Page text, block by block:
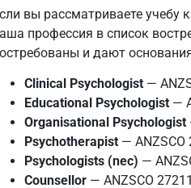
вы рассматриваете
профессия в список
и дают
Clinical Psychologist —
Educational Psychologist —
Organisational Psychologist
Psychotherapist — ANZSCO
Psychologists (nec) —
Counsellor — ANZSCO